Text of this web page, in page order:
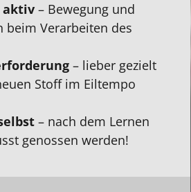
aktiv – Bewegung und
beim Verarbeiten des
– lieber gezielt
Stoff im Eiltempo
– nach dem Lernen
genossen werden!